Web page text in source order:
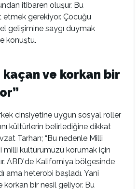
itibaren oluşur. Bu
etmek gerekiyor. Çocuğu
gelişimine saygı duymak
konuştu.
ve korkan bir
cinsiyetine uygun sosyal roller
kültürlerin belirlediğine dikkat
Tarhan; “Bu nedenle Milli
milli kültürümüzü korumak için
ABD'de Kaliforniya bölgesinde
ama heterobi başladı. Yani
korkan bir nesil geliyor. Bu